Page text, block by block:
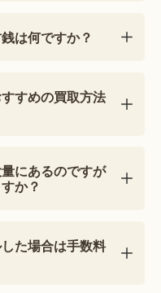
は何ですか？
すめの買取方法
にあるのですが
か？
た場合は手数料